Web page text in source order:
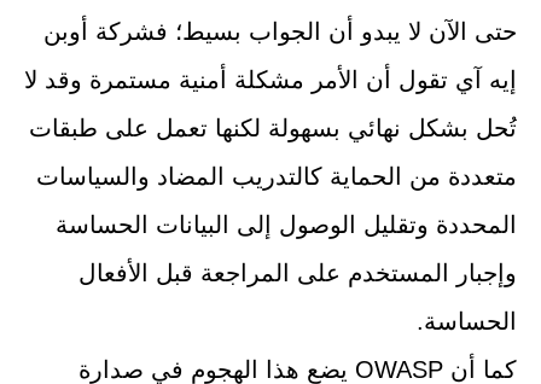
حتى الآن لا يبدو أن الجواب بسيط؛ فشركة أوبن
إيه آي تقول أن الأمر مشكلة أمنية مستمرة وقد لا
تُحل بشكل نهائي بسهولة لكنها تعمل على طبقات
متعددة من الحماية كالتدريب المضاد والسياسات
المحددة وتقليل الوصول إلى البيانات الحساسة
وإجبار المستخدم على المراجعة قبل الأفعال
الحساسة.
كما أن OWASP يضع هذا الهجوم في صدارة